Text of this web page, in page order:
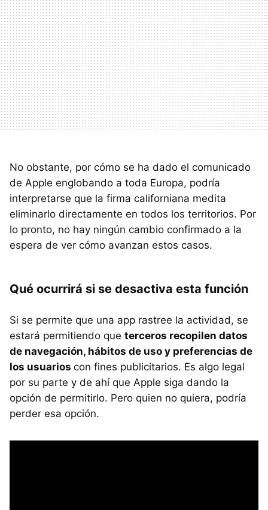
No obstante, por cómo se ha dado el comunicado
de Apple englobando a toda Europa, podría
interpretarse que la firma californiana medita
eliminarlo directamente en todos los territorios. Por
lo pronto, no hay ningún cambio confirmado a la
espera de ver cómo avanzan estos casos.
Qué ocurrirá si se desactiva esta función
Si se permite que una app rastree la actividad, se
estará permitiendo que terceros recopilen datos
de navegación, hábitos de uso y preferencias de
los usuarios con fines publicitarios. Es algo legal
por su parte y de ahí que Apple siga dando la
opción de permitirlo. Pero quien no quiera, podría
perder esa opción.